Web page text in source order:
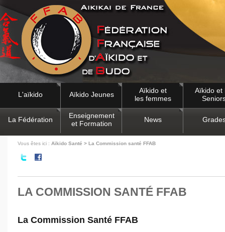
L'aïkido Aïkido Jeunes
Aïkido et
les femmes
Aïkido et
La Fédération
Enseignement
et Formation
News
Vous êtes ici : Aïkido Santé > La Commission santé FFAB
LA COMMISSION SANTÉ FFAB
La Commission Santé FFAB